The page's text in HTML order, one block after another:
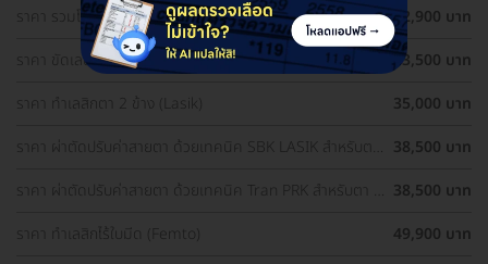
ราคา รวมโปรผ่าตัดแก้ไขสายตา ราคาดี ประเมินสายตา ฟรี!
32,900 บาท
ราคา ขัดเลนส์ตาด้วยเลเซอร์ เทคนิค PRK สำหรับตา 2 ข้าง
33,500 บาท
ราคา ทำเลสิกตา 2 ข้าง (Lasik)
35,000 บาท
ราคา ผ่าตัดปรับค่าสายตา ด้วยเทคนิค SBK LASIK สำหรับตา
38,500 บาท
ราคา ผ่าตัดปรับค่าสายตา ด้วยเทคนิค Tran PRK สำหรับตา 2
38,500 บาท
ราคา ทำเลสิกไร้ใบมีด (Femto)
49,900 บาท